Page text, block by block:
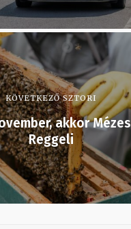
KÖVETKEZŐ SZTORI
akkor Mézes
Reggeli